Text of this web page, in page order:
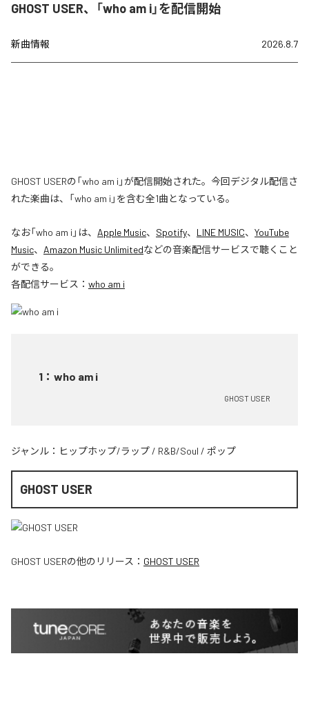
GHOST USER、「who am i」を配信開始
新曲情報 2026.8.7
GHOST USERの「who am i」が配信開始された。今回デジタル配信さ
れた楽曲は、「who am i」を含む全1曲となっている。
なお「who am i 」は、 Apple Music、 Spotify、 LINE MUSIC、 YouTube
Music、 Amazon Music Unlimitedなどの音楽配信サービスで聴くこと
ができる。
各配信サービス： who am i
1 ： who am i
GHOST USER
ジャンル： ヒップホップ/ラップ / R&B/Soul / ポップ
GHOST USER
GHOST USERの他のリリース： GHOST USER